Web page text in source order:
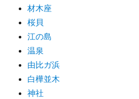
材木座
桜貝
江の島
温泉
由比ガ浜
白樺並木
神社